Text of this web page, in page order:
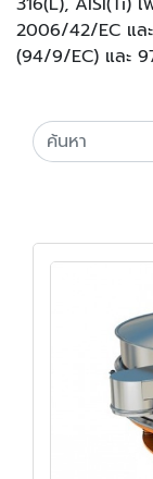
2006/42/EC แล
(94/9/EC) และ